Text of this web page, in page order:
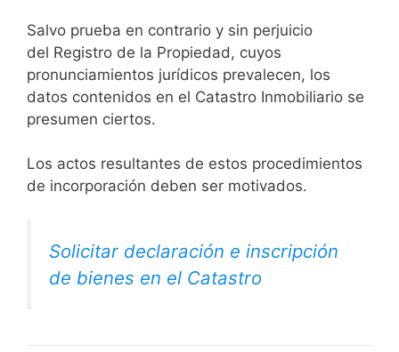
Salvo prueba en contrario y sin perjuicio
del Registro de la Propiedad, cuyos
pronunciamientos jurídicos prevalecen, los
datos contenidos en el Catastro Inmobiliario se
presumen ciertos.
Los actos resultantes de estos procedimientos
de incorporación deben ser motivados.
Solicitar declaración e inscripción
de bienes en el Catastro